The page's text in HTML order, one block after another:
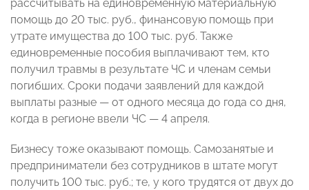
рассчитывать на единовременную материальную
помощь до 20 тыс. руб., финансовую помощь при
утрате имущества до 100 тыс. руб. Также
единовременные пособия выплачивают тем, кто
получил травмы в результате ЧС и членам семьи
погибших. Сроки подачи заявлений для каждой
выплаты разные — от одного месяца до года со дня,
когда в регионе ввели ЧС — 4 апреля.
Бизнесу тоже оказывают помощь. Самозанятые и
предприниматели без сотрудников в штате могут
получить 100 тыс. руб.; те, у кого трудятся от двух до